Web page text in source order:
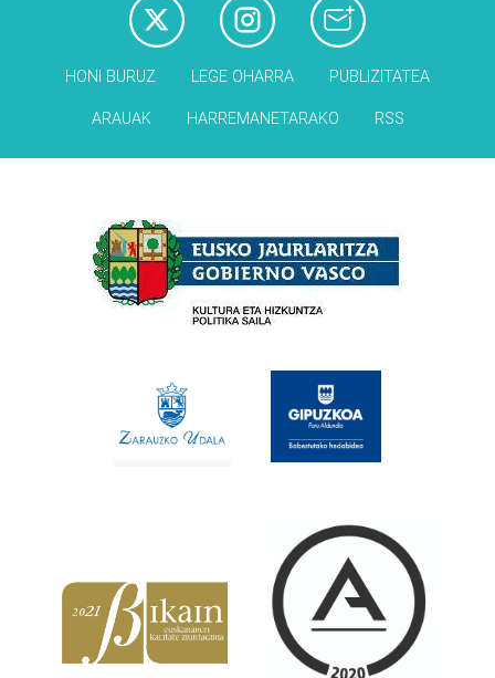
HONI BURUZ LEGE OHARRA PUBLIZITATEA
ARAUAK HARREMANETARAKO RSS